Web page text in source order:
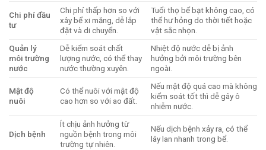
Chi phí đầu
tư
Chi phí thấp hơn so với
xây bể xi măng, dễ lắp
đặt và di chuyển.
Tuổi thọ bể bạt không cao, có
thể hư hỏng do thời tiết hoặc
vật sắc nhọn.
Quản lý
môi trường
nước
Dễ kiểm soát chất
lượng nước, có thể thay
nước thường xuyên.
Nhiệt độ nước dễ bị ảnh
hưởng bởi môi trường bên
ngoài.
Mật độ
nuôi
Có thể nuôi với mật độ
cao hơn so với ao đất.
Nếu mật độ quá cao mà không
kiểm soát tốt thì dễ gây ô
nhiễm nước.
Dịch bệnh
Ít chịu ảnh hưởng từ
nguồn bệnh trong môi
trường tự nhiên.
Nếu dịch bệnh xảy ra, có thể
lây lan nhanh trong bể.